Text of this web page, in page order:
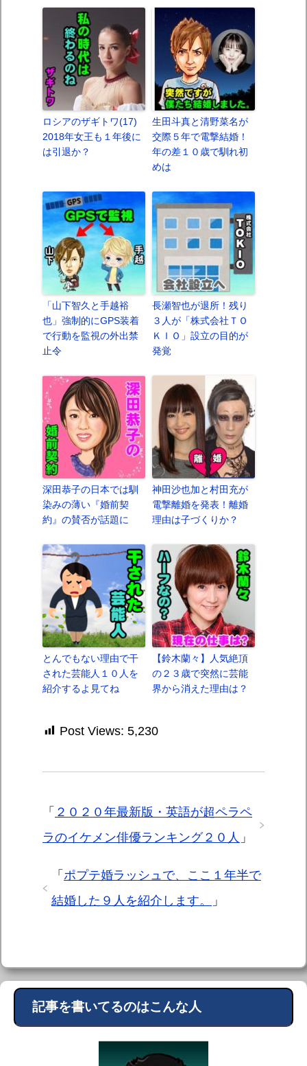
ロシアのザギトワ(17)
2018年女王も１年後に
は引退か？
生田斗真と清野菜名が
交際５年で電撃結婚！
年の差１０歳で馴れ初
めは
「山下智久と手越裕
也」強制的にGPS装着
で行動を監視の外出禁
止令
長瀬智也が退所！残り
３人が「株式会社ＴＯ
ＫＩＯ」設立の目的が
発覚
深田恭子の日本では馴
染みの薄い『婚前契
約』の賛否が話題に
神田沙也加と村田充が
電撃離婚を発表！離婚
理由は子づくりか？
とんでもない理由で干
された芸能人１０人を
紹介するよ見てね
【鈴木蘭々】人気絶頂
の２３歳で突然に芸能
界から消えた理由は？
Post Views: 5,230
「 ２０２０年最新版・英語が超ペラペ
ラのイケメン俳優ランキング２０人 」
「 ポプテ婚ラッシュで、ここ１年半で
結婚した９人を紹介します。
」
記事を書いてるのはこんな人